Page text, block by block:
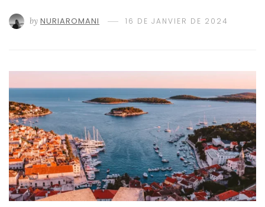
by NURIAROMANI 16 DE JANVIER DE 2024